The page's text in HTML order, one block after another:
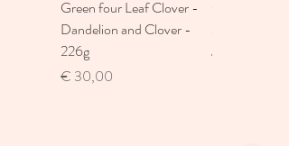
Green four Leaf Clover -
Dandelion and Clover -
226g
Prijs
€ 30,00
Moon
Prijs
€ 30,00